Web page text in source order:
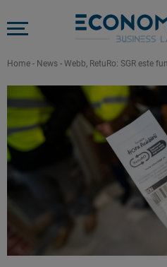
Home - News - Webb, RetuRo: SGR este